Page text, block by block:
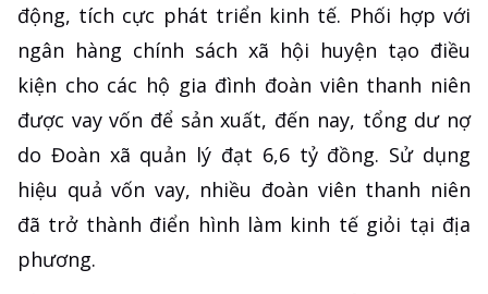
động, tích cực phát triển kinh tế. Phối hợp với
ngân hàng chính sách xã hội huyện tạo điều
kiện cho các hộ gia đình đoàn viên thanh niên
được vay vốn để sản xuất, đến nay, tổng dư nợ
do Đoàn xã quản lý đạt 6,6 tỷ đồng. Sử dụng
hiệu quả vốn vay, nhiều đoàn viên thanh niên
đã trở thành điển hình làm kinh tế giỏi tại địa
phương.